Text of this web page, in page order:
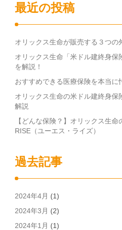
最近の投稿
オリックス生命が販売する３つの
オリックス生命「米ドル建終身保
を解説！
おすすめできる医療保険を本当に
オリックス生命の米ドル建終身
解説
【どんな保険？】オリックス生
RISE（ユーエス・ライズ）
過去記事
2024年4月 (1)
2024年3月 (2)
2024年1月 (1)